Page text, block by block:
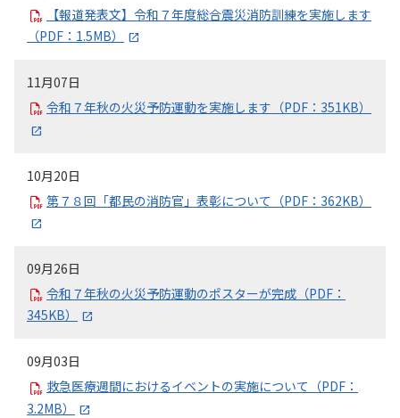
【報道発表文】令和７年度総合震災消防訓練を実施します
（PDF：1.5MB）
11月07日
令和７年秋の火災予防運動を実施します（PDF：351KB）
10月20日
第７８回「都民の消防官」表彰について（PDF：362KB）
09月26日
令和７年秋の火災予防運動のポスターが完成（PDF：
345KB）
09月03日
救急医療週間におけるイベントの実施について（PDF：
3.2MB）